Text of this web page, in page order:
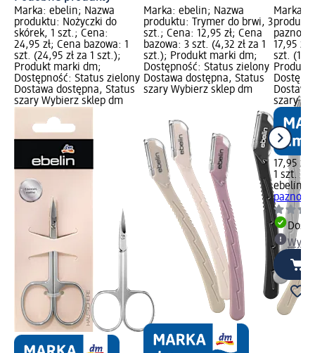
Marka: ebelin; Nazwa
produktu: Nożyczki do
skórek, 1 szt.; Cena:
24,95 zł; Cena bazowa: 1
szt. (24,95 zł za 1 szt.);
Produkt marki dm;
Dostępność: Status zielony
Dostawa dostępna, Status
szary Wybierz sklep dm
Marka: ebelin; Nazwa
produktu: Trymer do brwi, 3
szt.; Cena: 12,95 zł; Cena
bazowa: 3 szt. (4,32 zł za 1
szt.); Produkt marki dm;
Dostępność: Status zielony
Dostawa dostępna, Status
szary Wybierz sklep dm
Marka:
17,95
szt.
Produkt
szary
17,95 zł
1 szt.
ebelin